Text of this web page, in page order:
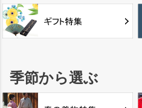
季節から選ぶ